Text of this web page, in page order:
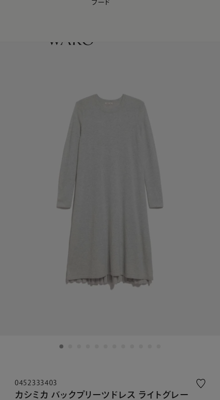
【会員様限定】夏のプレゼントキャンペーン開催中
フード
0452333403
カシミカ バックプリーツドレス ライトグレー